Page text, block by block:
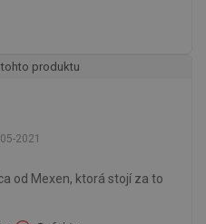
produktu
2021
od Mexen, ktorá stojí za to